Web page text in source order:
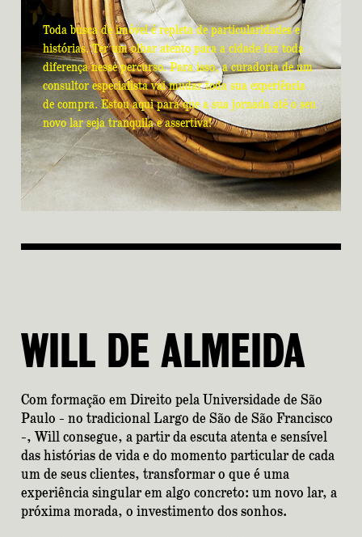
Toda busca de imóvel é repleta de particularidades e
histórias. Ter um olhar atento para a cidade faz toda
diferença nesse percurso. Para isso, a curadoria de um
consultor especialista vai mudar toda sua experiência
de compra. Estou aqui para que a sua jornada até o seu
novo lar seja tranquila e assertiva!
WILL DE ALMEIDA
Com formação em Direito pela Universidade de São
Paulo - no tradicional Largo de São de São Francisco
-, Will consegue, a partir da escuta atenta e sensível
das histórias de vida e do momento particular de cada
um de seus clientes, transformar o que é uma
experiência singular em algo concreto: um novo lar, a
próxima morada, o investimento dos sonhos.